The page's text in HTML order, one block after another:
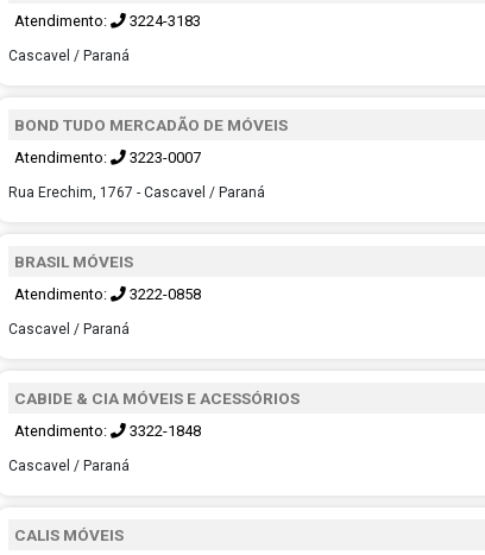
Atendimento: 3224-3183
Cascavel / Paraná
BOND TUDO MERCADÃO DE MÓVEIS
Atendimento: 3223-0007
Rua Erechim, 1767 - Cascavel / Paraná
BRASIL MÓVEIS
Atendimento: 3222-0858
Cascavel / Paraná
CABIDE & CIA MÓVEIS E ACESSÓRIOS
Atendimento: 3322-1848
Cascavel / Paraná
CALIS MÓVEIS